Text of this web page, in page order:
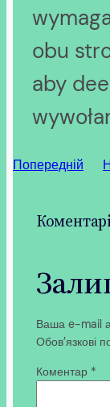
obu
aby
Попередній
Ваша e-mail
Обов’язкові
Коментар *